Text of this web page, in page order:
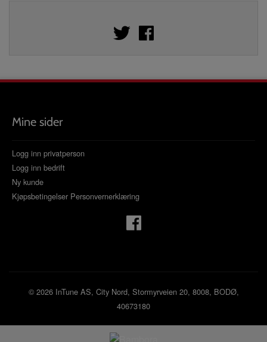
Mine sider
Logg inn privatperson
Logg inn bedrift
Ny kunde
Kjøpsbetingelser Personvernerklæring
© 2026 InTune AS, City Nord, Stormyrveien 20, 8008, BODØ,
40673180